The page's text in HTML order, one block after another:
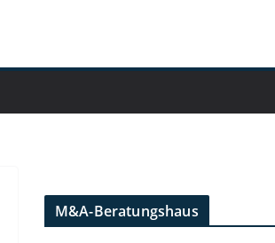
M&A-Beratungshaus